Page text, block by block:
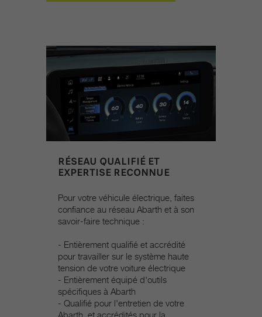
RÉSEAU QUALIFIÉ ET
EXPERTISE RECONNUE
Pour votre véhicule électrique, faites
confiance au réseau Abarth et à son
savoir-faire technique :
- Entièrement qualifié et accrédité
pour travailler sur le système haute
tension de votre voiture électrique
- Entièrement équipé d'outils
spécifiques à Abarth
- Qualifié pour l'entretien de votre